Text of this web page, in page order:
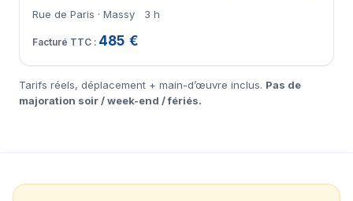
Rue de Paris · Massy 3 h
485 €
Tarifs réels, déplacement + main-d’œuvre inclus. Pas de
majoration soir / week-end / fériés.